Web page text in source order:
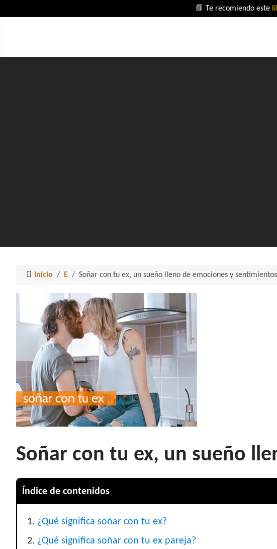
📘 Te recomiendo este
Inicio E Soñar con tu ex, un sueño lleno de emociones y sentimientos
Soñar con tu ex, un sueño
Índice de contenidos
¿Qué significa soñar con tu ex?
¿Qué significa soñar con tu ex pareja?